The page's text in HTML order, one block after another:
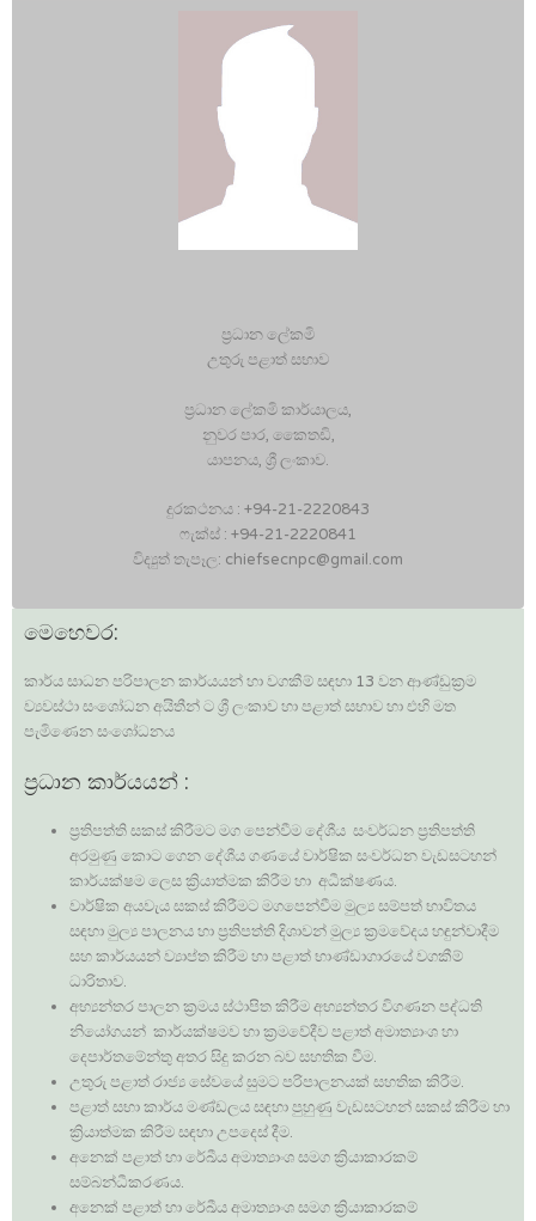
ප‍්‍රධාන ලේකමි
උතුරු පළාත් සභාව
ප‍්‍රධාන ලේකමි කාර්යාලය,
නුවර පාර, කෛතඩි,
යාපනය, ශ්‍රී ලංකාව.
දුරකථනය : +94-21-2220843
ෆැක්ස් : +94-21-2220841
විද්‍යුත් තැපෑල: chiefsecnpc@gmail.com
මෙහෙවර:
කාර්ය සාධන පරිපාලන කාර්යයන් හා වගකීම් සඳහා 13 වන ආණ්ඩුක්‍රම
ව්‍යවස්ථා සංශෝධන අයිතීන් ට ශ්‍රී ලංකාව හා පළාත් සභාව හා එහි මත
පැමිණෙන සංශෝධනය
ප්‍රධාන කාර්යයන් :
ප්‍රතිපත්ති සකස් කිරීමට මග පෙන්වීම දේශීය සංවර්ධන ප්‍රතිපත්ති
අරමුණු කොට ගෙන දේශීය ගණයේ වාර්ෂික සංවර්ධන වැඩසටහන්
කාර්යක්ෂම ලෙස ක්‍රියාත්මක කිරීම හා අධීක්ෂණය.
වාර්ෂික අයවැය සකස් කිරීමට මගපෙන්වීම මුල්‍ය සම්පත් භාවිතය
සඳහා මුල්‍ය පාලනය හා ප්‍රතිපත්ති දිශාවන් මුල්‍ය ක්‍රමවේදය හඳුන්වාදීම
සහ කාර්යයන් ව්‍යාප්ත කිරීම හා පළාත් භාණ්ඩාගාරයේ වගකීම්
ධාරිතාව.
අභ්‍යන්තර පාලන ක්‍රමය ස්ථාපිත කිරීම අභ්‍යන්තර විගණන පද්ධති
නියෝගයන් කාර්යක්ෂමව හා ක්‍රමවේදීව පළාත් අමාත්‍යාංශ හා
දෙපාර්තමේන්තු අතර සිදු කරන බව සහතික වීම.
උතුරු පළාත් රාජ්‍ය සේවයේ සුමට පරිපාලනයක් සහතික කිරීම.
පළාත් සභා කාර්ය මණ්ඩලය සඳහා පුහුණු වැඩසටහන් සකස් කිරීම හා
ක්‍රියාත්මක කිරීම සඳහා උපදෙස් දීම.
අනෙක් පළාත් හා රේඛීය අමාත්‍යාංශ සමග ක්‍රියාකාරකම්
සම්බන්ධීකරණය.
අනෙක් පළාත් හා රේඛීය අමාත්‍යාංශ සමග ක්‍රියාකාරකම්